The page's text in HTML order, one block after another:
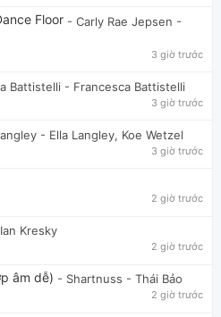
Floor - Carly Rae Jepsen -
3 giờ trước
Battistelli - Francesca Battistelli
3 giờ trước
- Ella Langley, Koe Wetzel
3 giờ trước
2 giờ trước
Kresky
2 giờ trước
âm dễ) - Shartnuss - Thái Bảo
2 giờ trước